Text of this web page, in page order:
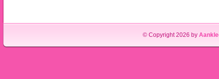
© Copyright 2026 by